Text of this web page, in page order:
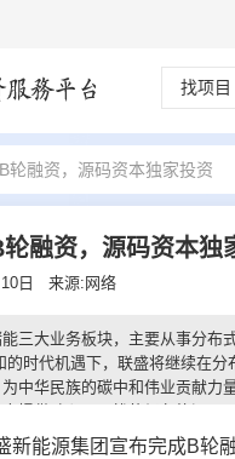
找项目
轮融资，源码资本独家投资
融资，源码资本独
10日 来源:网络
三大业务板块，主要从事分布
时代机遇下，联盛将继续在
中华民族的碳中和伟业贡献力
新能源集团宣布完成B轮